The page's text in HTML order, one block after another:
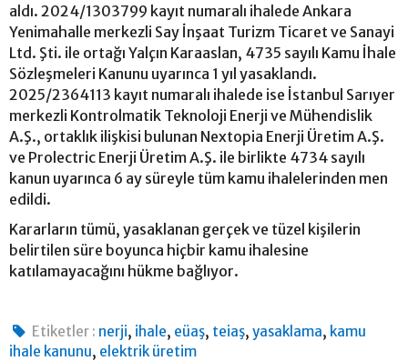
aldı. 2024/1303799 kayıt numaralı ihalede Ankara
Yenimahalle merkezli Say İnşaat Turizm Ticaret ve Sanayi
Ltd. Şti. ile ortağı Yalçın Karaaslan, 4735 sayılı Kamu İhale
Sözleşmeleri Kanunu uyarınca 1 yıl yasaklandı.
2025/2364113 kayıt numaralı ihalede ise İstanbul Sarıyer
merkezli Kontrolmatik Teknoloji Enerji ve Mühendislik
A.Ş., ortaklık ilişkisi bulunan Nextopia Enerji Üretim A.Ş.
ve Prolectric Enerji Üretim A.Ş. ile birlikte 4734 sayılı
kanun uyarınca 6 ay süreyle tüm kamu ihalelerinden men
edildi.
Kararların tümü, yasaklanan gerçek ve tüzel kişilerin
belirtilen süre boyunca hiçbir kamu ihalesine
katılamayacağını hükme bağlıyor.
Etiketler : nerji, ihale, eüaş, teiaş,yasaklama, kamu
ihale kanunu, elektrik üretim